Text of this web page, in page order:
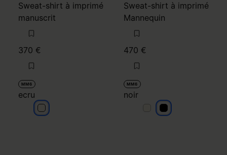
Sweat-shirt à imprimé
manuscrit
370 €
MM6
ecru
ecru
Sweat-shirt à imprimé
Mannequin
470 €
MM6
noir
noir noir